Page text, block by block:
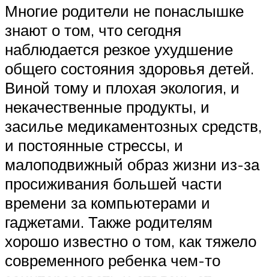
Многие родители не понаслышке
знают о том, что сегодня
наблюдается резкое ухудшение
общего состояния здоровья детей.
Виной тому и плохая экология, и
некачественные продукты, и
засилье медикаментозных средств,
и постоянные стрессы, и
малоподвижный образ жизни из-за
просиживания большей части
времени за компьютерами и
гаджетами. Также родителям
хорошо известно о том, как тяжело
современного ребенка чем-то